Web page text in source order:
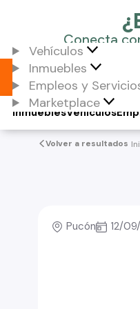
Vehículos
Inmuebles
Empleos y
Marketplace
Vehículos
Inmuebles
Volver a resultados
Pucón 12/